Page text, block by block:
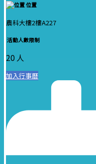
位置
農科大樓2樓A227
活動人數限制
20 人
加入行事曆